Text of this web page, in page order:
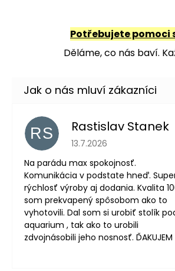
Potřebujete pomoci
Děláme, co nás baví.
RS Rastislav Stanek
Hodnocení obchodu je 5
13.7.2026
Na parádu max spokojnosť.
Komunikácia v podstate hneď.
rýchlosť výroby aj dodania. Kvalita
som prekvapený spôsobom ako to
vyhotovili. Dal som si urobiť stolík
aquarium , tak ako to urobili
zdvojnásobili jeho nosnosť. ĎAKUJEM